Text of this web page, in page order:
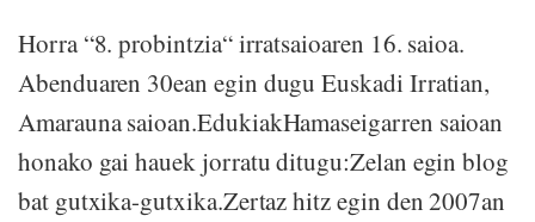
Horra “8. probintzia“ irratsaioaren 16. saioa.
Abenduaren 30ean egin dugu Euskadi Irratian,
Amarauna saioan.EdukiakHamaseigarren saioan
honako gai hauek jorratu ditugu:Zelan egin blog
bat gutxika-gutxika.Zertaz hitz egin den 2007an